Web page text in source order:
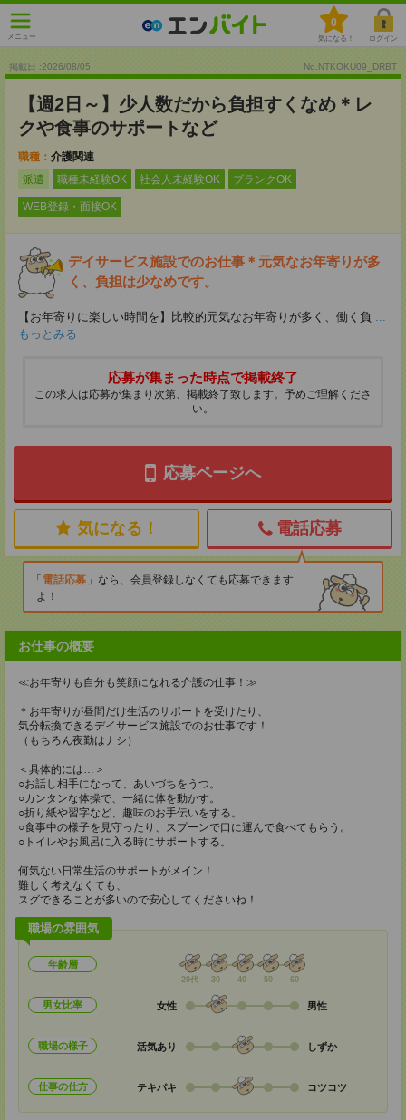
メニュー
0
気になる！ ログイン
掲載日 :2026/08/05 No.NTKOKU09_DRBT
【週2日～】少人数だから負担すくなめ＊レ
クや食事のサポートなど
職種： 介護関連
派遣
職種未経験OK 社会人未経験OK ブランクOK
WEB登録・面接OK
デイサービス施設でのお仕事＊元気なお年寄りが多
く、負担は少なめです。
【お年寄りに楽しい時間を】比較的元気なお年寄りが多く、働く負 ...
もっとみる
応募が集まった時点で掲載終了
この求人は応募が集まり次第、掲載終了致します。予めご理解くださ
い。
応募ページへ
気になる！ 電話応募
電話応募
なら、会員登録しなくても応募できます
よ！
お仕事の概要
≪お年寄りも自分も笑顔になれる介護の仕事！≫
＊お年寄りが昼間だけ生活のサポートを受けたり、
気分転換できるデイサービス施設でのお仕事です！
（もちろん夜勤はナシ）
＜具体的には…＞
○お話し相手になって、あいづちをうつ。
○カンタンな体操で、一緒に体を動かす。
○折り紙や習字など、趣味のお手伝いをする。
○食事中の様子を見守ったり、スプーンで口に運んで食べてもらう。
○トイレやお風呂に入る時にサポートする。
何気ない日常生活のサポートがメイン！
難しく考えなくても、
スグできることが多いので安心してくださいね！
職場の雰囲気
年齢層
20代 30 40 50 60
男女比率 女性 男性
職場の様子 活気あり しずか
仕事の仕方 テキパキ コツコツ